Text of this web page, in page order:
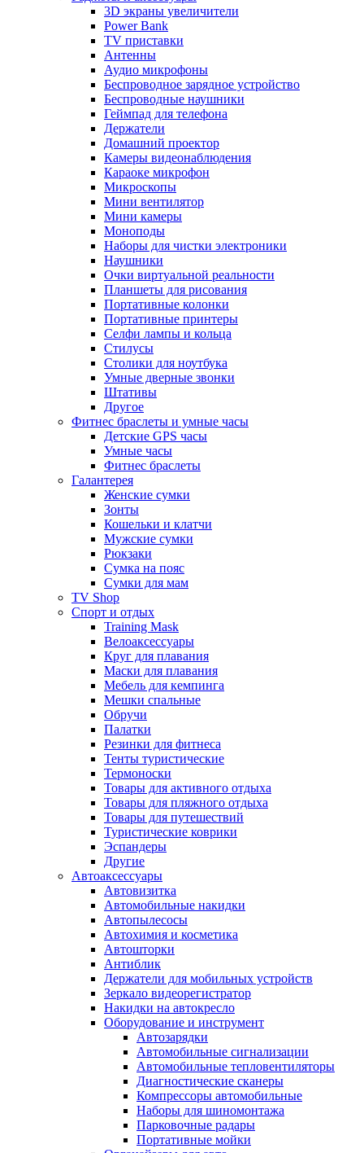
3D экраны увеличители
Power Bank
TV приставки
Антенны
Аудио микрофоны
Беспроводное зарядное устройство
Беспроводные наушники
Геймпад для телефона
Держатели
Домашний проектор
Камеры видеонаблюдения
Караоке микрофон
Микроскопы
Мини вентилятор
Мини камеры
Моноподы
Наборы для чистки электроники
Наушники
Очки виртуальной реальности
Планшеты для рисования
Портативные колонки
Портативные принтеры
Селфи лампы и кольца
Стилусы
Столики для ноутбука
Умные дверные звонки
Штативы
Другое
Фитнес браслеты и умные часы
Детские GPS часы
Умные часы
Фитнес браслеты
Галантерея
Женские сумки
Зонты
Кошельки и клатчи
Мужские сумки
Рюкзаки
Сумка на пояс
Сумки для мам
TV Shop
Спорт и отдых
Training Mask
Велоаксессуары
Круг для плавания
Маски для плавания
Мебель для кемпинга
Мешки спальные
Обручи
Палатки
Резинки для фитнеса
Тенты туристические
Термоноски
Товары для активного отдыха
Товары для пляжного отдыха
Товары для путешествий
Туристические коврики
Эспандеры
Другие
Автоаксессуары
Автовизитка
Автомобильные накидки
Автопылесосы
Автохимия и косметика
Автошторки
Антиблик
Держатели для мобильных устройств
Зеркало видеорегистратор
Накидки на автокресло
Оборудование и инструмент
Автозарядки
Автомобильные сигнализации
Автомобильные тепловентиляторы
Диагностические сканеры
Компрессоры автомобильные
Наборы для шиномонтажа
Парковочные радары
Портативные мойки